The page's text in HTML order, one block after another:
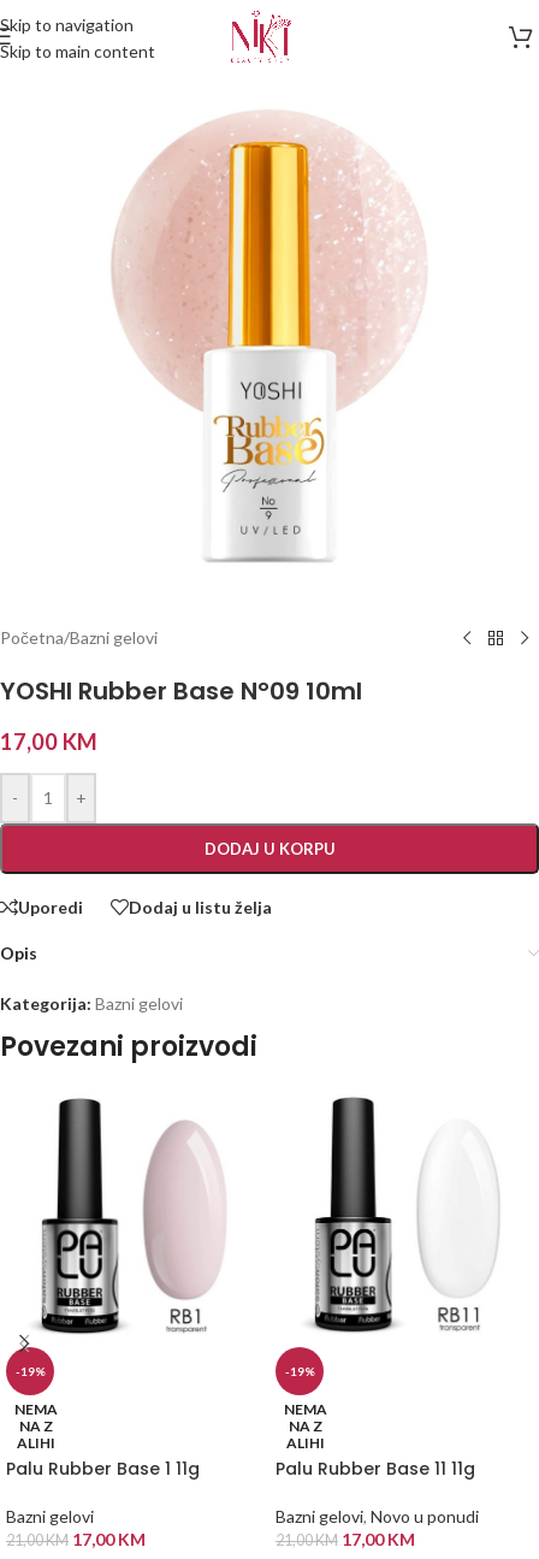
Skip to navigation
Skip to main content
Početna/Bazni gelovi
YOSHI Rubber Base N°09 10ml
17,00 KM
- +
DODAJ U KORPU
Uporedi Dodaj u listu želja
Opis
Kategorija: Bazni gelovi
Povezani proizvodi
-19%
NEMA
NA Z
ALIHI
Palu Rubber Base 1 11g
Bazni gelovi
21,00KM 17,00KM
-19%
NEMA
NA Z
ALIHI
Palu Rubber Base 11 11g
Bazni gelovi, Novo u ponudi
21,00KM 17,00KM